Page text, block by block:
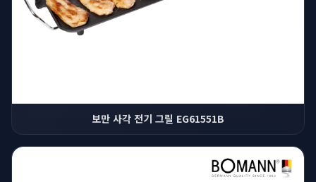
보만 사각 전기 그릴 EG61551B